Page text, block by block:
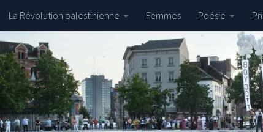
Skip to content
La Révolution palestinienne Femmes Poésie